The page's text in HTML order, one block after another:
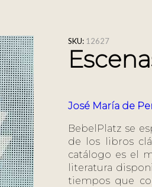
SKU: 12627
José María de
BebelPlatz se
de los libros
catálogo es el
literatura
tiempos que